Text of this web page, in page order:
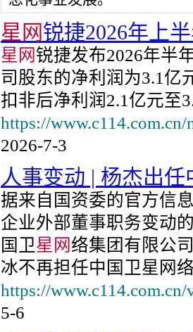
星网锐捷2026年上
星网 锐捷发布2026年半
司股东的净利润为3.1亿
扣非后净利润2.1亿元至
https://
2026-7-3
人事变动 | 杨杰出任
据来自国资委的官方信
企业外部董事职务变动
国卫星网 络集团有限公
冰不再担任中国卫星网
https://
5-6